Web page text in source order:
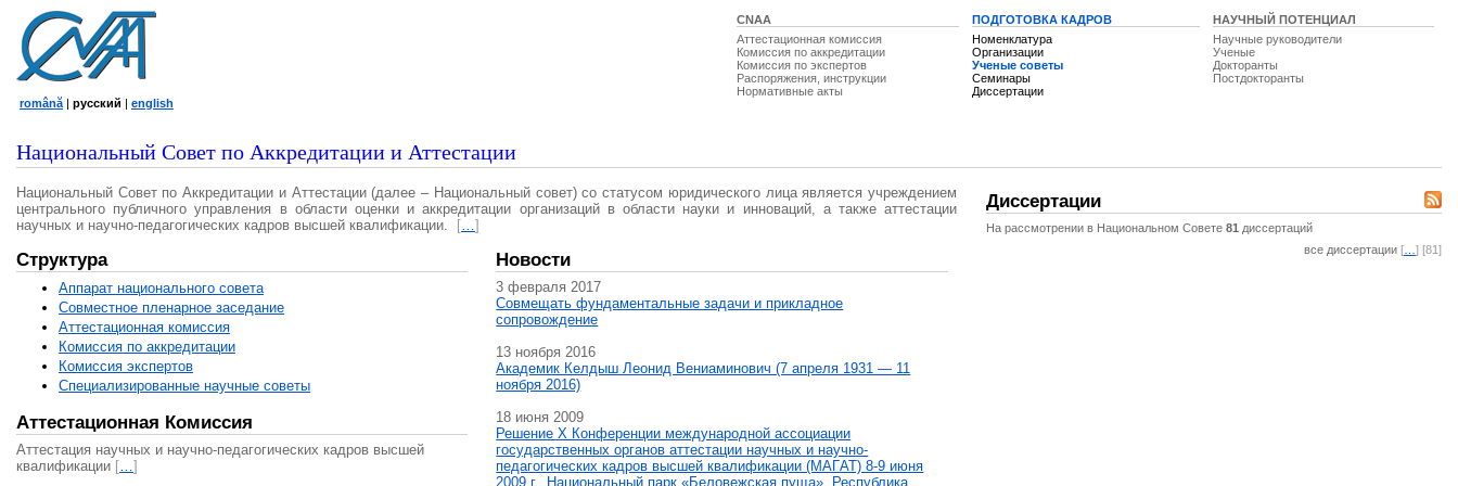
CNAA
Аттестационная комиссия
Комиссия по аккредитации
Комиссия по экспертов
Распоряжения, инструкции
Нормативные акты
ПОДГОТОВКА КАДРОВ
Номенклатура
Организации
Ученые советы
Семинары
Диссертации
НАУЧНЫЙ ПОТЕНЦИАЛ
Научные руководители
Ученые
Докторанты
Постдокторанты
română | русский | english
Национальный Совет по Аккредитации и Аттестации
Национальный Совет по Аккредитации и Аттестации (далее – Национальный совет) со статусом юридического лица является учреждением
центрального публичного управления в области оценки и аккредитации организаций в области науки и инноваций, а также аттестации
научных и научно-педагогических кадров высшей квалификации.
[…]
Структура
Аппарат национального совета
Совместное пленарное заседание
Аттестационная комисcия
Комиссия по аккредитации
Комиссия экспертов
Специализированные научные советы
Аттестационная Комиссия
Аттестация научных и научно-педагогических кадров высшей
квалификации […]
Новости
3 февраля 2017
Совмещать фундаментальные задачи и прикладное
сопровождение
13 ноября 2016
Академик Келдыш Леонид Вениаминович (7 апреля 1931 — 11
ноября 2016)
18 июня 2009
Решение X Конференции международной ассоциации
государственных органов аттестации научных и научно-
педагогических кадров высшей квалификации (МАГAT) 8-9 июня
2009 г., Национальный парк «Беловежская пуща», Республика
Диссертации
На рассмотрении в Национальном Совете 81 диссертаций
все диссертации [ ] [81]